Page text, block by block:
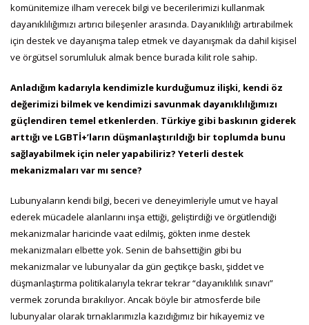
komünitemize ilham verecek bilgi ve becerilerimizi kullanmak
dayanıklılığımızı artırıcı bileşenler arasında. Dayanıklılığı artırabilmek
için destek ve dayanışma talep etmek ve dayanışmak da dahil kişisel
ve örgütsel sorumluluk almak bence burada kilit role sahip.
Anladığım kadarıyla kendimizle kurduğumuz ilişki, kendi öz
değerimizi bilmek ve kendimizi savunmak dayanıklılığımızı
güçlendiren temel etkenlerden. Türkiye gibi baskının giderek
arttığı ve LGBTİ+’ların düşmanlaştırıldığı bir toplumda bunu
sağlayabilmek için neler yapabiliriz? Yeterli destek
mekanizmaları var mı sence?
Lubunyaların kendi bilgi, beceri ve deneyimleriyle umut ve hayal
ederek mücadele alanlarını inşa ettiği, geliştirdiği ve örgütlendiği
mekanizmalar haricinde vaat edilmiş, gökten inme destek
mekanizmaları elbette yok. Senin de bahsettiğin gibi bu
mekanizmalar ve lubunyalar da gün geçtikçe baskı, şiddet ve
düşmanlaştırma politikalarıyla tekrar tekrar “dayanıklılık sınavı”
vermek zorunda bırakılıyor. Ancak böyle bir atmosferde bile
lubunyalar olarak tırnaklarımızla kazıdığımız bir hikayemiz ve